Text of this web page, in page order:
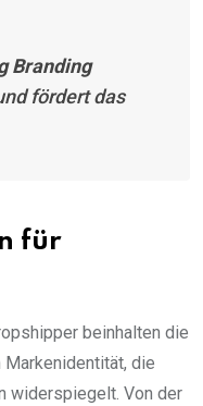
Branding
fördert das
für
beinhalten die
die
widerspiegelt. Von der